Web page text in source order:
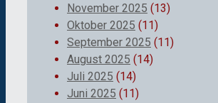
November 2025 (13)
Oktober 2025 (11)
September 2025 (11)
August 2025 (14)
Juli 2025 (14)
Juni 2025 (11)